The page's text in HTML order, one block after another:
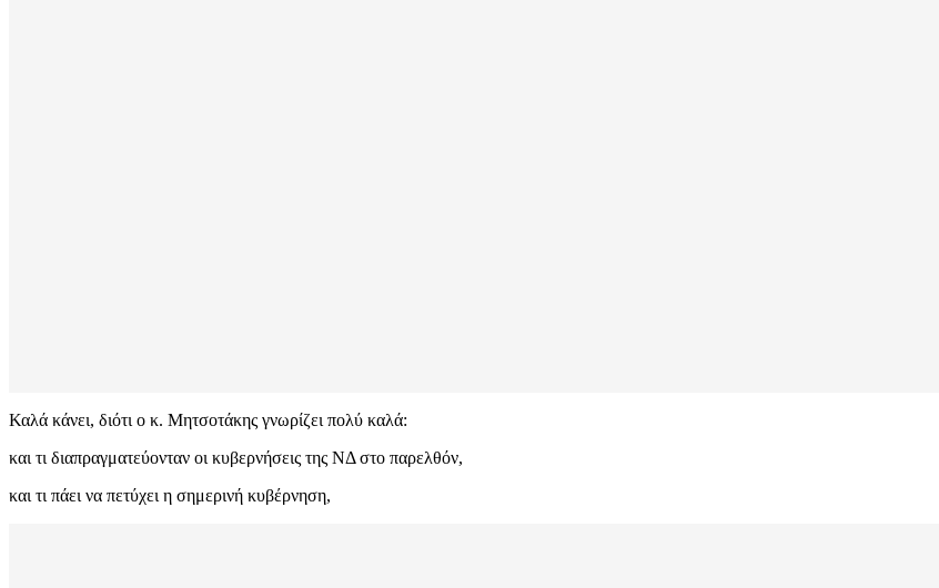
Καλά κάνει, διότι ο κ. Μητσοτάκης γνωρίζει πολύ καλά:
και τι διαπραγματεύονταν οι κυβερνήσεις της ΝΔ στο παρελθόν,
και τι πάει να πετύχει η σημερινή κυβέρνηση,